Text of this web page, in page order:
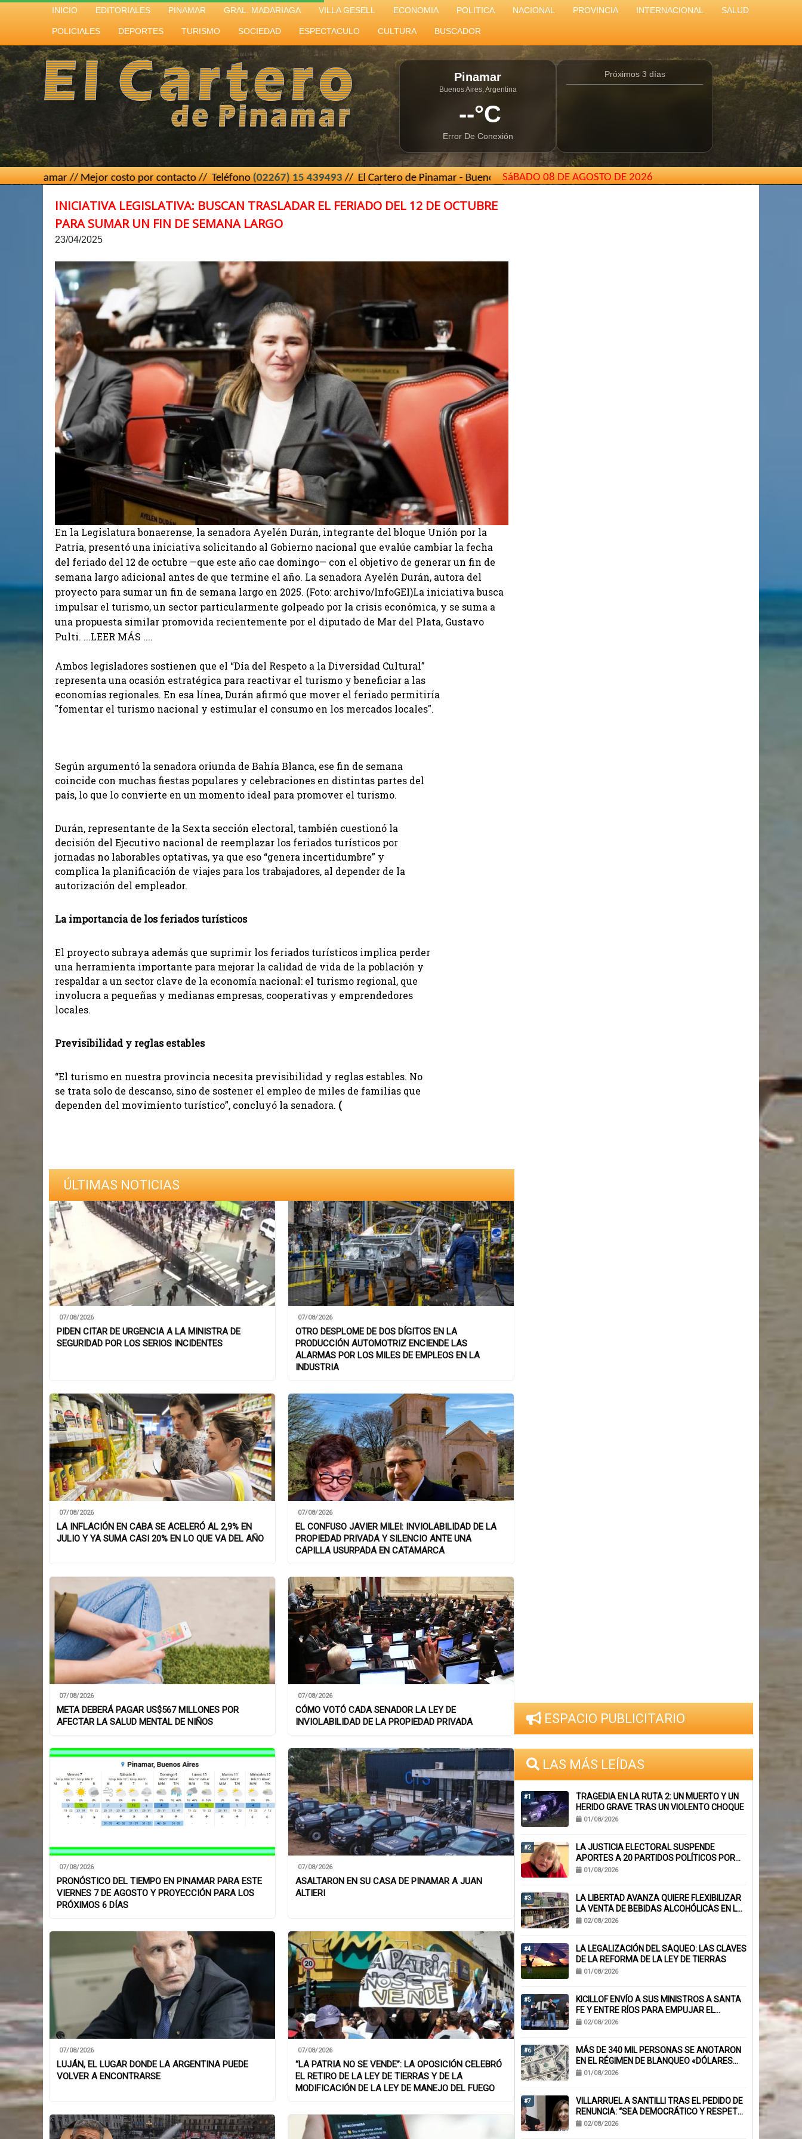
INICIO EDITORIALES PINAMAR GRAL. MADARIAGA VILLA GESELL ECONOMIA POLITICA NACIONAL PROVINCIA INTERNACIONAL SALUD
POLICIALES DEPORTES TURISMO SOCIEDAD ESPECTACULO CULTURA BUSCADOR
Pinamar
Buenos Aires, Argentina
--°C
Error De Conexión
Próximos 3 días
// Mejor costo por contacto // Teléfono(02267) 15 439493// El Cartero de Pinamar - Buenos Aires - Argentina //elcarterodepinamar@gmail.com
SáBADO 08 DE AGOSTO DE 2026
INICIATIVA LEGISLATIVA: BUSCAN TRASLADAR EL FERIADO DEL 12 DE OCTUBRE
PARA SUMAR UN FIN DE SEMANA LARGO
23/04/2025
En la Legislatura bonaerense, la senadora Ayelén Durán, integrante del bloque Unión por la
Patria, presentó una iniciativa solicitando al Gobierno nacional que evalúe cambiar la fecha
del feriado del 12 de octubre —que este año cae domingo— con el objetivo de generar un fin de
semana largo adicional antes de que termine el año. La senadora Ayelén Durán, autora del
proyecto para sumar un fin de semana largo en 2025. (Foto: archivo/InfoGEI)La iniciativa busca
impulsar el turismo, un sector particularmente golpeado por la crisis económica, y se suma a
una propuesta similar promovida recientemente por el diputado de Mar del Plata, Gustavo
Pulti. ...LEER MÁS ....
Ambos legisladores sostienen que el “Día del Respeto a la Diversidad Cultural”
representa una ocasión estratégica para reactivar el turismo y beneficiar a las
economías regionales. En esa línea, Durán afirmó que mover el feriado permitiría
"fomentar el turismo nacional y estimular el consumo en los mercados locales".
Según argumentó la senadora oriunda de Bahía Blanca, ese fin de semana
coincide con muchas fiestas populares y celebraciones en distintas partes del
país, lo que lo convierte en un momento ideal para promover el turismo.
Durán, representante de la Sexta sección electoral, también cuestionó la
decisión del Ejecutivo nacional de reemplazar los feriados turísticos por
jornadas no laborables optativas, ya que eso “genera incertidumbre” y
complica la planificación de viajes para los trabajadores, al depender de la
autorización del empleador.
La importancia de los feriados turísticos
El proyecto subraya además que suprimir los feriados turísticos implica perder
una herramienta importante para mejorar la calidad de vida de la población y
respaldar a un sector clave de la economía nacional: el turismo regional, que
involucra a pequeñas y medianas empresas, cooperativas y emprendedores
locales.
Previsibilidad y reglas estables
“El turismo en nuestra provincia necesita previsibilidad y reglas estables. No
se trata solo de descanso, sino de sostener el empleo de miles de familias que
dependen del movimiento turístico”, concluyó la senadora. (
ÚLTIMAS NOTICIAS
07/08/2026
PIDEN CITAR DE URGENCIA A LA MINISTRA DE
SEGURIDAD POR LOS SERIOS INCIDENTES
07/08/2026
OTRO DESPLOME DE DOS DÍGITOS EN LA
PRODUCCIÓN AUTOMOTRIZ ENCIENDE LAS
ALARMAS POR LOS MILES DE EMPLEOS EN LA
INDUSTRIA
07/08/2026
LA INFLACIÓN EN CABA SE ACELERÓ AL 2,9% EN
JULIO Y YA SUMA CASI 20% EN LO QUE VA DEL AÑO
07/08/2026
EL CONFUSO JAVIER MILEI: INVIOLABILIDAD DE LA
PROPIEDAD PRIVADA Y SILENCIO ANTE UNA
CAPILLA USURPADA EN CATAMARCA
07/08/2026
META DEBERÁ PAGAR US$567 MILLONES POR
AFECTAR LA SALUD MENTAL DE NIÑOS
07/08/2026
CÓMO VOTÓ CADA SENADOR LA LEY DE
INVIOLABILIDAD DE LA PROPIEDAD PRIVADA
07/08/2026
PRONÓSTICO DEL TIEMPO EN PINAMAR PARA ESTE
VIERNES 7 DE AGOSTO Y PROYECCIÓN PARA LOS
PRÓXIMOS 6 DÍAS
07/08/2026
ASALTARON EN SU CASA DE PINAMAR A JUAN
ALTIERI
07/08/2026
LUJÁN, EL LUGAR DONDE LA ARGENTINA PUEDE
VOLVER A ENCONTRARSE
07/08/2026
“LA PATRIA NO SE VENDE”: LA OPOSICIÓN CELEBRÓ
EL RETIRO DE LA LEY DE TIERRAS Y DE LA
MODIFICACIÓN DE LA LEY DE MANEJO DEL FUEGO
ESPACIO PUBLICITARIO
LAS MÁS LEÍDAS
#1
TRAGEDIA EN LA RUTA 2: UN MUERTO Y UN
HERIDO GRAVE TRAS UN VIOLENTO CHOQUE
01/08/2026
#2
LA JUSTICIA ELECTORAL SUSPENDE
APORTES A 20 PARTIDOS POLÍTICOS POR
FALTA DE BALANCES
01/08/2026
#3
LA LIBERTAD AVANZA QUIERE FLEXIBILIZAR
LA VENTA DE BEBIDAS ALCOHÓLICAS EN LA
PROVINCIA
02/08/2026
#4
LA LEGALIZACIÓN DEL SAQUEO: LAS CLAVES
DE LA REFORMA DE LA LEY DE TIERRAS
01/08/2026
#5
KICILLOF ENVÍO A SUS MINISTROS A SANTA
FE Y ENTRE RÍOS PARA EMPUJAR EL
ARMADO NACIONAL
02/08/2026
#6
MÁS DE 340 MIL PERSONAS SE ANOTARON
EN EL RÉGIMEN DE BLANQUEO «DÓLARES
DEL COLCHÓN»
01/08/2026
#7
VILLARRUEL A SANTILLI TRAS EL PEDIDO DE
RENUNCIA: “SEA DEMOCRÁTICO Y RESPETE
EL VOTO POPULAR”
02/08/2026